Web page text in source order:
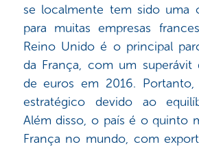
se localmente tem sido uma
para muitas empresas
Reino Unido é o principal
da França, com um superávit
de euros em 2016.
estratégico devido ao
Além disso, o país é o quinto
França no mundo, com